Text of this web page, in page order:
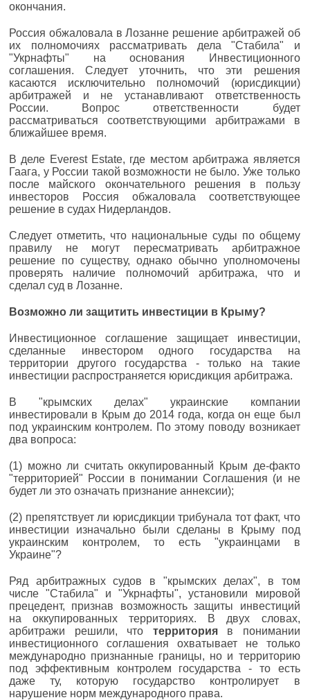
окончания.
Россия обжаловала в Лозанне решение арбитражей об
их полномочиях рассматривать дела "Стабила" и
"Укрнафты" на основания Инвестиционного
соглашения. Следует уточнить, что эти решения
касаются исключительно полномочий (юрисдикции)
арбитражей и не устанавливают ответственность
России. Вопрос ответственности будет
рассматриваться соответствующими арбитражами в
ближайшее время.
В деле Everest Estate, где местом арбитража является
Гаага, у России такой возможности не было. Уже только
после майского окончательного решения в пользу
инвесторов Россия обжаловала соответствующее
решение в судах Нидерландов.
Следует отметить, что национальные суды по общему
правилу не могут пересматривать арбитражное
решение по существу, однако обычно уполномочены
проверять наличие полномочий арбитража, что и
сделал суд в Лозанне.
Возможно ли защитить инвестиции в Крыму?
Инвестиционное соглашение защищает инвестиции,
сделанные инвестором одного государства на
территории другого государства - только на такие
инвестиции распространяется юрисдикция арбитража.
В "крымских делах" украинские компании
инвестировали в Крым до 2014 года, когда он еще был
под украинским контролем. По этому поводу возникает
два вопроса:
(1) можно ли считать оккупированный Крым де-факто
"территорией" России в понимании Соглашения (и не
будет ли это означать признание аннексии);
(2) препятствует ли юрисдикции трибунала тот факт, что
инвестиции изначально были сделаны в Крыму под
украинским контролем, то есть "украинцами в
Украине"?
Ряд арбитражных судов в "крымских делах", в том
числе "Стабила" и "Укрнафты", установили мировой
прецедент, признав возможность защиты инвестиций
на оккупированных территориях. В двух словах,
арбитражи решили, что территорияв понимании
инвестиционного соглашения охватывает не только
международно признанные границы, но и территорию
под эффективным контролем государства - то есть
даже ту, которую государство контролирует в
нарушение норм международного права.